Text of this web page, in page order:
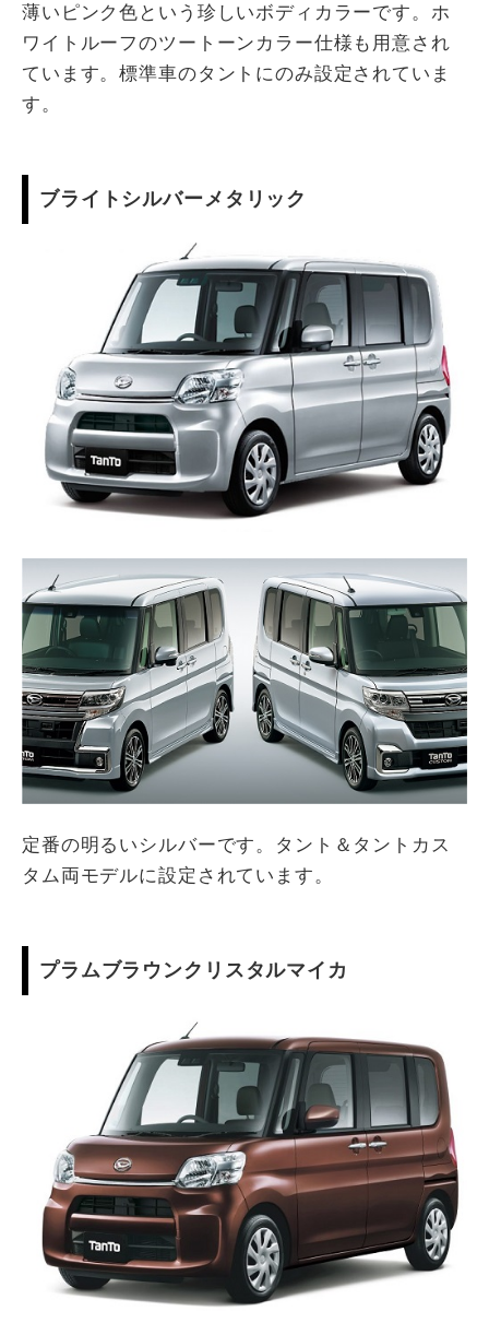
薄いピンク色という珍しいボディカラーです。ホ
ワイトルーフのツートーンカラー仕様も用意され
ています。標準車のタントにのみ設定されていま
す。
ブライトシルバーメタリック
定番の明るいシルバーです。タント＆タントカス
タム両モデルに設定されています。
プラムブラウンクリスタルマイカ